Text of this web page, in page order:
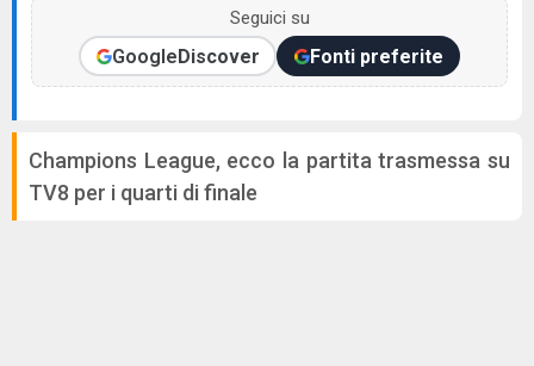
Seguici su
GoogleDiscover Fonti preferite
Champions League, ecco la partita trasmessa su
TV8 per i quarti di finale